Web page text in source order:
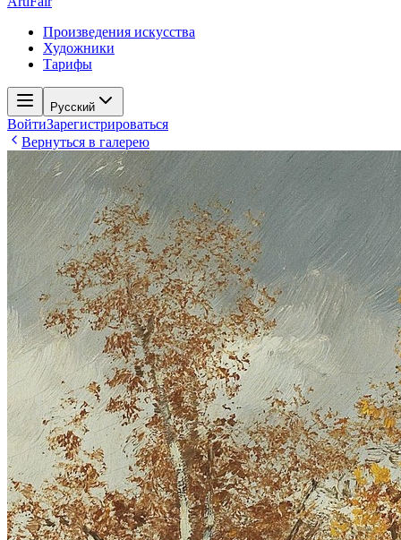
Произведения искусства
Художники
Тарифы
Русский
ВойтиЗарегистрироваться
Вернуться в галерею